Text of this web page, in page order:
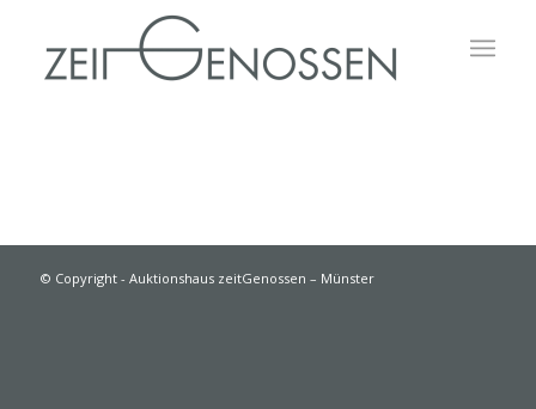
© Copyright - Auktionshaus zeitGenossen – Münster